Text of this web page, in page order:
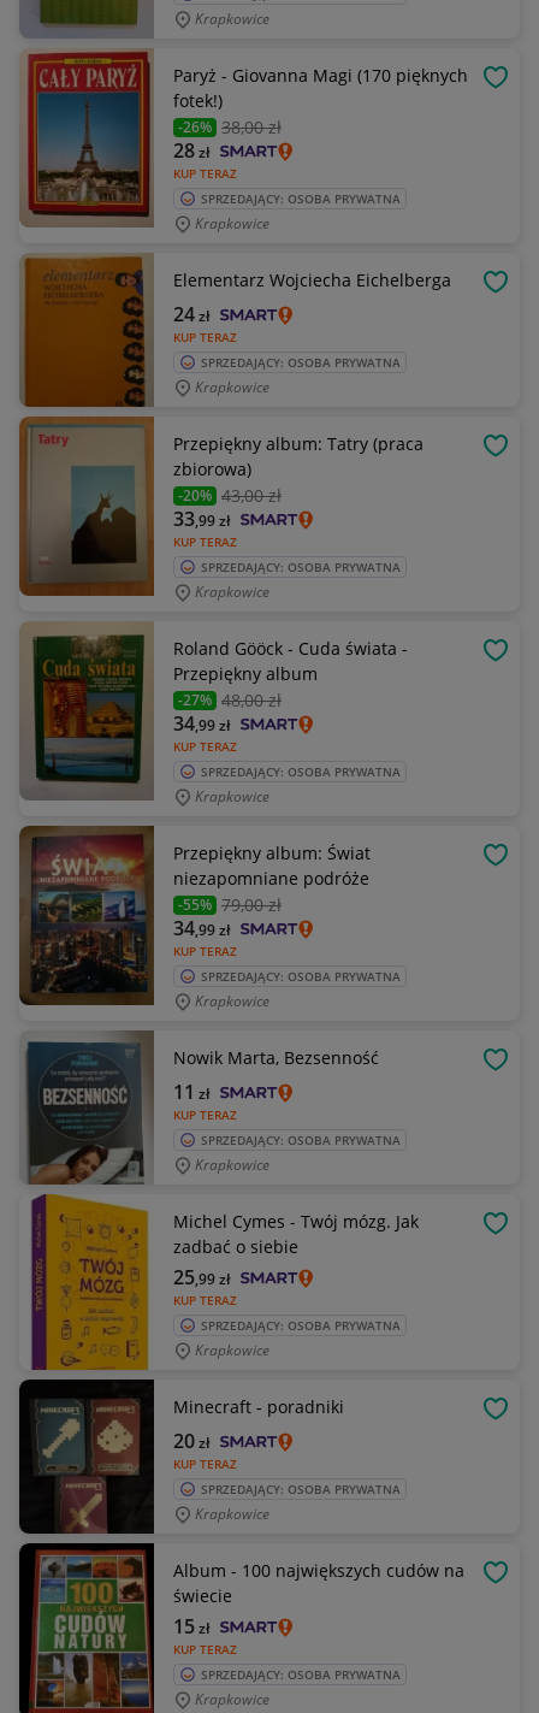
Krapkowice
Paryż - Giovanna Magi (170 pięknych
fotek!)
-26% 38,00 zł
KUP TERAZ
28zł
SPRZEDAJĄCY: OSOBA PRYWATNA
Krapkowice
Elementarz Wojciecha Eichelberga
KUP TERAZ
24zł
SPRZEDAJĄCY: OSOBA PRYWATNA
Krapkowice
Przepiękny album: Tatry (praca
zbiorowa)
-20% 43,00 zł
KUP TERAZ
33,99zł
SPRZEDAJĄCY: OSOBA PRYWATNA
Krapkowice
Roland Gööck - Cuda świata -
Przepiękny album
-27% 48,00 zł
KUP TERAZ
34,99zł
SPRZEDAJĄCY: OSOBA PRYWATNA
Krapkowice
Przepiękny album: Świat
niezapomniane podróże
-55% 79,00 zł
KUP TERAZ
34,99zł
SPRZEDAJĄCY: OSOBA PRYWATNA
Krapkowice
Nowik Marta, Bezsenność
KUP TERAZ
11 zł
SPRZEDAJĄCY: OSOBA PRYWATNA
Krapkowice
Michel Cymes - Twój mózg. Jak
zadbać o siebie
KUP TERAZ
25,99zł
SPRZEDAJĄCY: OSOBA PRYWATNA
Krapkowice
Minecraft - poradniki
KUP TERAZ
20zł
SPRZEDAJĄCY: OSOBA PRYWATNA
Krapkowice
Album - 100 największych cudów na
świecie
KUP TERAZ
15zł
SPRZEDAJĄCY: OSOBA PRYWATNA
Krapkowice